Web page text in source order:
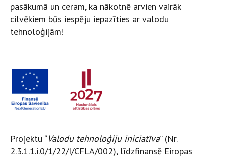
pasākumā un ceram, ka nākotnē arvien vairāk
cilvēkiem būs iespēju iepazīties ar valodu
tehnoloģijām!
Projektu “Valodu tehnoloģiju iniciatīva” (Nr.
2.3.1.1.i.0/1/22/I/CFLA/002), līdzfinansē Eiropas